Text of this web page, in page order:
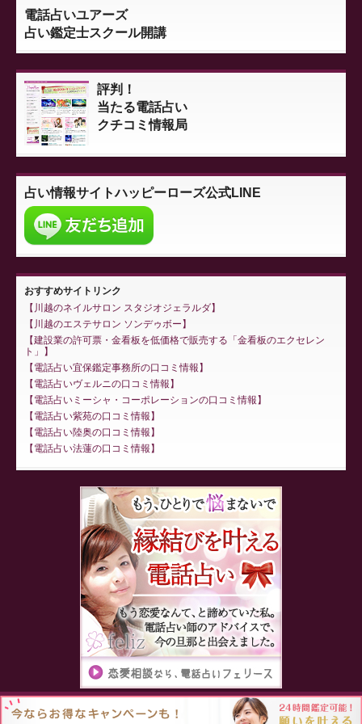
電話占いユアーズ
占い鑑定士スクール開講
評判！
当たる電話占い
クチコミ情報局
占い情報サイトハッピーローズ公式LINE
おすすめサイトリンク
川越のネイルサロン スタジオジェラルダ
川越のエステサロン ソンデゥボー
建設業の許可票・金看板を低価格で販売する「金看板のエクセレン
ト」
電話占い宜保鑑定事務所の口コミ情報
電話占いヴェルニの口コミ情報
電話占いミーシャ・コーポレーションの口コミ情報
電話占い紫苑の口コミ情報
電話占い陸奥の口コミ情報
電話占い法蓮の口コミ情報